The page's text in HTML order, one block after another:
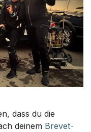
dass du die
deinem Brevet-